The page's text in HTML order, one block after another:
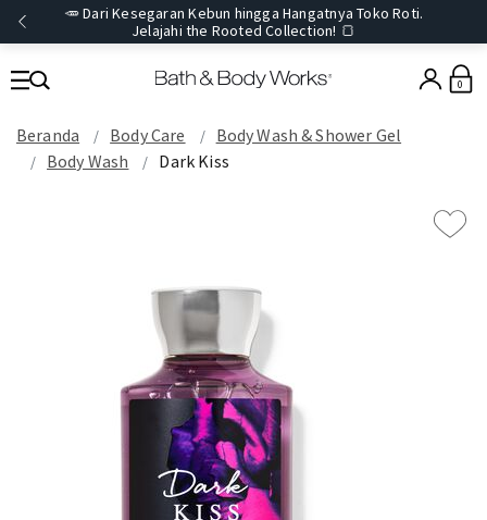
🥕 Dari Kesegaran Kebun hingga Hangatnya Toko Roti.
Jelajahi the Rooted Collection! 🍞
0
Beranda Body Care
Body Wash & Shower Gel
Body Wash
Dark Kiss